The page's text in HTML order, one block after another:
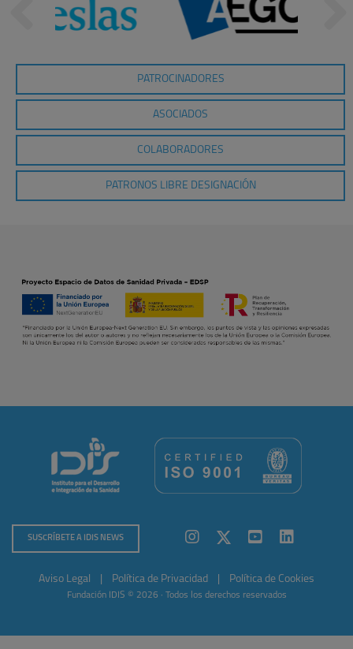
PATROCINADORES
ASOCIADOS
COLABORADORES
PATRONOS LIBRE DESIGNACIÓN
SUSCRÍBETE A IDIS NEWS
Aviso Legal Política de Privacidad Política de Cookies
Fundación IDIS © 2026 · Todos los derechos reservados